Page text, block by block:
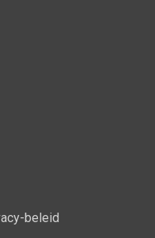
beleid